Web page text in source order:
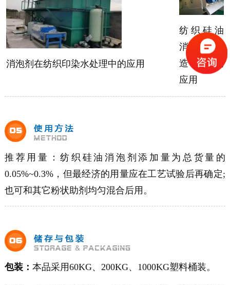
消泡剂在纺织印染水处理中的应用
纺织硅油
消泡剂在
造纸中的
应用
推荐用量：纺织硅油消泡剂添加量为总货量的
0.05%~0.3%，但最经济的用量应在工艺试验后再确定;
也可和其它粉状助剂均匀混合后用。
包装： 本品采用60KG、200KG、1000KG塑料桶装。